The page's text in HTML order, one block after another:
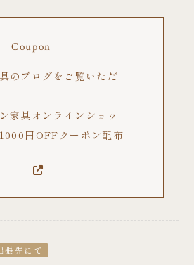
Coupon
のブログをご覧いただ
家具オンラインショッ
円OFFクーポン配布
張先にて